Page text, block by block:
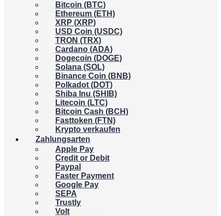
Bitcoin (BTC)
Ethereum (ETH)
XRP (XRP)
USD Coin (USDC)
TRON (TRX)
Cardano (ADA)
Dogecoin (DOGE)
Solana (SOL)
Binance Coin (BNB)
Polkadot (DOT)
Shiba Inu (SHIB)
Litecoin (LTC)
Bitcoin Cash (BCH)
Fasttoken (FTN)
Krypto verkaufen
Zahlungsarten
Apple Pay
Credit or Debit
Paypal
Faster Payment
Google Pay
SEPA
Trustly
Volt